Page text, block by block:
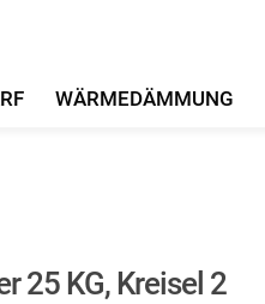
WÄRMEDÄMMUNG
25 KG, Kreisel 2